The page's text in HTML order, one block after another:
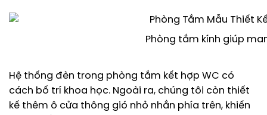
Phòng tắm kính giúp
Hệ thống đèn trong phòng tắm kết hợp WC có
cách bố trí khoa học. Ngoài ra, chúng tôi còn thiết
kế thêm ô cửa thông gió nhỏ nhắn phía trên, khiến